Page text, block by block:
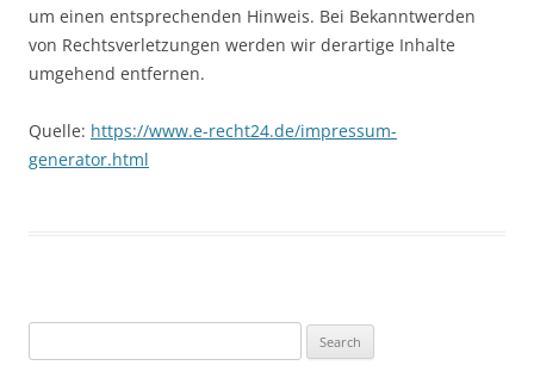
um einen entsprechenden Hinweis. Bei Bekanntwerden
von Rechtsverletzungen werden wir derartige Inhalte
umgehend entfernen.
Quelle: https://www.e-recht24.de/impressum-
generator.html
for: